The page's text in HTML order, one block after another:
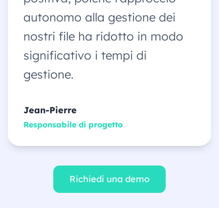
autonomo alla gestione dei
nostri file ha ridotto in modo
significativo i tempi di
gestione.
Jean-Pierre
Responsabile di progetto
Richiedi una demo